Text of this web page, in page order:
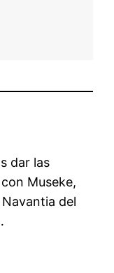
dar las
Museke,
del